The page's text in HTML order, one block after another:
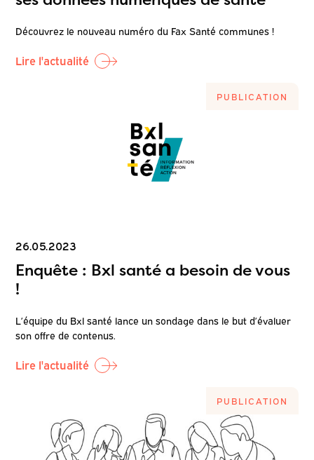
Découvrez le nouveau numéro du Fax Santé communes !
Lire l'actualité
PUBLICATION
26.05.2023
Enquête : Bxl santé a besoin de vous
!
L’équipe du Bxl santé lance un sondage dans le but d’évaluer
son offre de contenus.
Lire l'actualité
PUBLICATION